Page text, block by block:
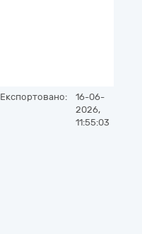
Експортовано:
16-06-
2026,
11:55:03